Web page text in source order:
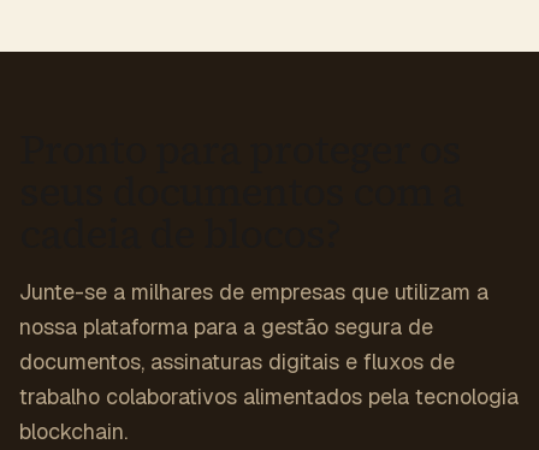
Junte-se a milhares de empresas que utilizam a
nossa plataforma para a gestão segura de
documentos, assinaturas digitais e fluxos de
trabalho colaborativos alimentados pela tecnologia
blockchain.